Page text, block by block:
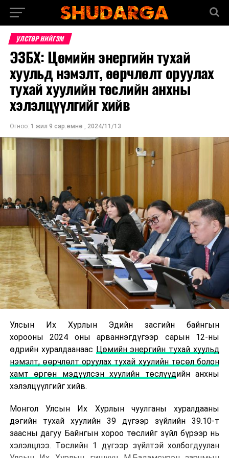
УЛСТӨР НИЙГЭМ
ЭЗБХ: Цөмийн энергийн тухай
хуульд нэмэлт, өөрчлөлт оруулах
тухай хуулийн төслийн анхны
хэлэлцүүлгийг хийв
Огноо: 1 жил 9 сар.өмнө , 2024/11/13
Улсын Их Хурлын Эдийн засгийн байнгын
хорооны 2024 оны арваннэгдүгээр сарын 12-ны
өдрийн хуралдаанаас Цөмийн энергийн тухай хуульд
нэмэлт, өөрчлөлт оруулах тухай хуулийн төсөл болон
хамт өргөн мэдүүлсэн хуулийн төслүүдийн анхны
хэлэлцүүлгийг хийв.
Монгол Улсын Их Хурлын чуулганы хуралдааны
дэгийн тухай хуулийн 39 дүгээр зүйлийн 39.10-т
заасны дагуу Байнгын хороо төслийг зүйл бүрээр нь
хэлэлцлээ. Төслийн 1 дүгээр зүйлтэй холбогдуулан